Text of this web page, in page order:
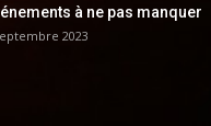
à ne pas manquer
2023